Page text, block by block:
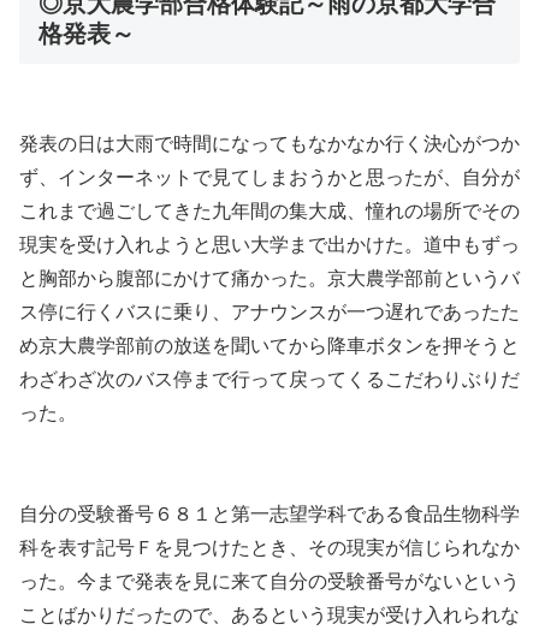
格発表～
発表の日は大雨で時間になってもなかなか行く決心がつか
ず、インターネットで見てしまおうかと思ったが、自分が
これまで過ごしてきた九年間の集大成、憧れの場所でその
現実を受け入れようと思い大学まで出かけた。道中もずっ
と胸部から腹部にかけて痛かった。京大農学部前というバ
ス停に行くバスに乗り、アナウンスが一つ遅れであったた
め京大農学部前の放送を聞いてから降車ボタンを押そうと
わざわざ次のバス停まで行って戻ってくるこだわりぶりだ
った。
自分の受験番号６８１と第一志望学科である食品生物科学
科を表す記号Ｆを見つけたとき、その現実が信じられなか
った。今まで発表を見に来て自分の受験番号がないという
ことばかりだったので、あるという現実が受け入れられな